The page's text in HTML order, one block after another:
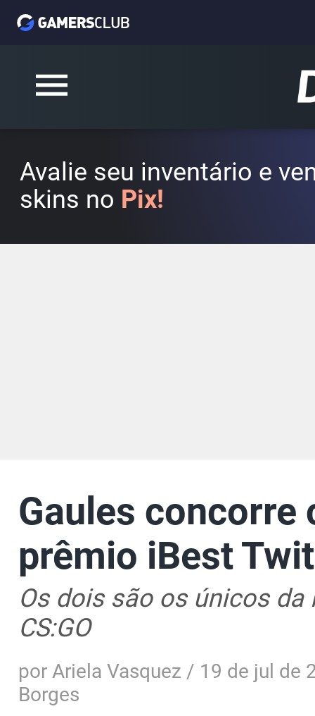
Avalie seu inventário e
skins no Pix!
Gaules concorre
prêmio iBest
Os dois são os únicos
CS:GO
por Ariela Vasquez / 19 de jul de
Borges